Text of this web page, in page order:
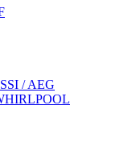
/ AEG